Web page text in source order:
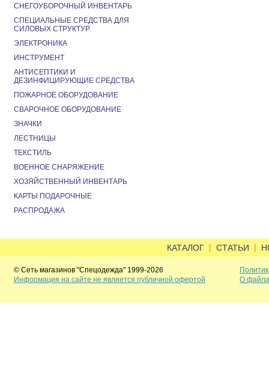
СНЕГОУБОРОЧНЫЙ ИНВЕНТАРЬ
СПЕЦИАЛЬНЫЕ СРЕДСТВА ДЛЯ
СИЛОВЫХ СТРУКТУР
ЭЛЕКТРОНИКА
ИНСТРУМЕНТ
АНТИСЕПТИКИ И
ДЕЗИНФИЦИРУЮЩИЕ СРЕДСТВА
ПОЖАРНОЕ ОБОРУДОВАНИЕ
СВАРОЧНОЕ ОБОРУДОВАНИЕ
ЗНАЧКИ
ЛЕСТНИЦЫ
ТЕКСТИЛЬ
ВОЕННОЕ СНАРЯЖЕНИЕ
ХОЗЯЙСТВЕННЫЙ ИНВЕНТАРЬ
КАРТЫ ПОДАРОЧНЫЕ
РАСПРОДАЖА
КАТАЛОГ | СТАТЬИ |
© Сеть магазинов "Спецодежда" 1999-2026
Информация на сайте не является публичной офертой
О